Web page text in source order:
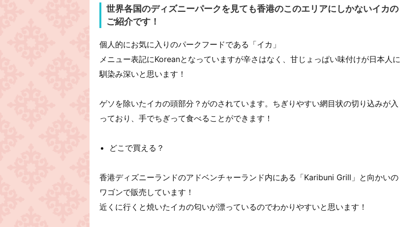
世界各国のディズニーパークを見ても香港のこのエリアにしかないイカの
ご紹介です！
個人的にお気に入りのパークフードである「イカ」
メニュー表記にKoreanとなっていますが辛さはなく、甘じょっぱい味付けが日本人に
馴染み深いと思います！
ゲソを除いたイカの頭部分？がのされています。ちぎりやすい網目状の切り込みが入
っており、手でちぎって食べることができます！
どこで買える？
香港ディズニーランドのアドベンチャーランド内にある「Karibuni Grill」と向かいの
ワゴンで販売しています！
近くに行くと焼いたイカの匂いが漂っているのでわかりやすいと思います！